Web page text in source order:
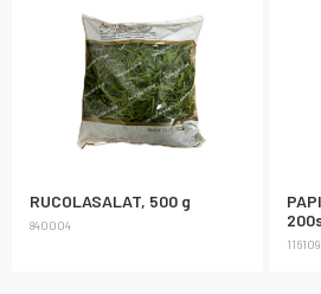
RUCOLASALAT, 500 g
840004
116109